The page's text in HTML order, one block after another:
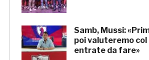
Samb, Mussi:
poi valuteremo
entrate da fare»